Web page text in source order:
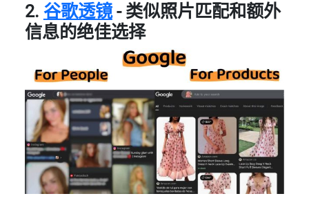
2. 谷歌透镜- 类似照片匹配和额外
信息的绝佳选择